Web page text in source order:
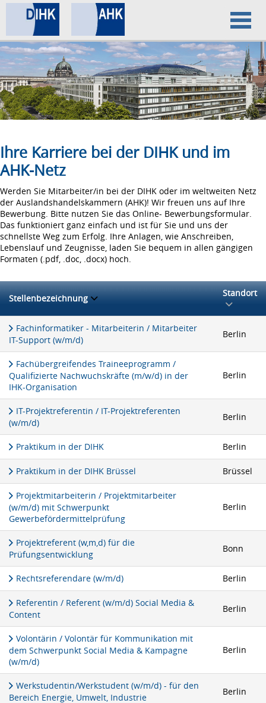
Home
Datenschutz
Impressum
Ihre Karriere bei der DIHK und im
AHK-Netz
Werden Sie Mitarbeiter/in bei der DIHK oder im weltweiten Netz
der Auslandshandelskammern (AHK)! Wir freuen uns auf Ihre
Bewerbung. Bitte nutzen Sie das Online- Bewerbungsformular.
Das funktioniert ganz einfach und ist für Sie und uns der
schnellste Weg zum Erfolg. Ihre Anlagen, wie Anschreiben,
Lebenslauf und Zeugnisse, laden Sie bequem in allen gängigen
Formaten (.pdf, .doc, .docx) hoch.
Stellenbezeichnung Standort
Fachinformatiker - Mitarbeiterin / Mitarbeiter
IT-Support (w/m/d)
Berlin
Fachübergreifendes Traineeprogramm /
Qualifizierte Nachwuchskräfte (m/w/d) in der
IHK-Organisation
Berlin
IT-Projektreferentin / IT-Projektreferenten
(w/m/d)
Berlin
Praktikum in der DIHK Berlin
Praktikum in der DIHK Brüssel Brüssel
Projektmitarbeiterin / Projektmitarbeiter
(w/m/d) mit Schwerpunkt
Gewerbefördermittelprüfung
Berlin
Projektreferent (w,m,d) für die
Prüfungsentwicklung
Bonn
Rechtsreferendare (w/m/d) Berlin
Referentin / Referent (w/m/d) Social Media &
Content
Berlin
Volontärin / Volontär für Kommunikation mit
dem Schwerpunkt Social Media & Kampagne
(w/m/d)
Berlin
Werkstudentin/Werkstudent (w/m/d) - für den
Bereich Energie, Umwelt, Industrie
Berlin